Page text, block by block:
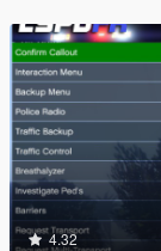
4.32